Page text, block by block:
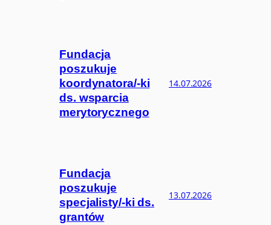
Fundacja
poszukuje
koordynatora/-ki
ds. wsparcia
merytorycznego
14.07.2026
Fundacja
poszukuje
specjalisty/-ki ds.
grantów
13.07.2026